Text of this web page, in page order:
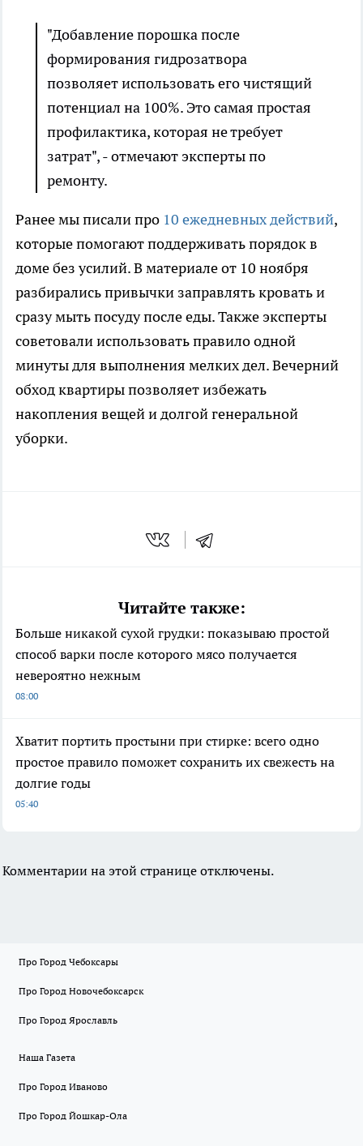
"Добавление порошка после
формирования гидрозатвора
позволяет использовать его чистящий
потенциал на 100%. Это самая простая
профилактика, которая не требует
затрат", - отмечают эксперты по
ремонту.
Ранее мы писали про 10 ежедневных действий,
которые помогают поддерживать порядок в
доме без усилий. В материале от 10 ноября
разбирались привычки заправлять кровать и
сразу мыть посуду после еды. Также эксперты
советовали использовать правило одной
минуты для выполнения мелких дел. Вечерний
обход квартиры позволяет избежать
накопления вещей и долгой генеральной
уборки.
Читайте также:
Больше никакой сухой грудки: показываю простой
способ варки после которого мясо получается
невероятно нежным
08:00
Хватит портить простыни при стирке: всего одно
простое правило поможет сохранить их свежесть на
долгие годы
05:40
Комментарии на этой странице отключены.
Про Город Чебоксары
Про Город Новочебоксарск
Про Город Ярославль
Наша Газета
Про Город Иваново
Про Город Йошкар-Ола